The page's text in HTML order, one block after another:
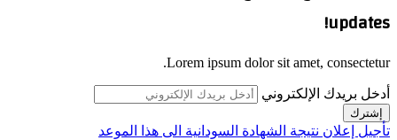
updates!
Lorem ipsum dolor sit amet, consectetur.
أدخل بريدك الإلكتروني
تأجيل إعلان نتيجة الشهادة السودانية الى هذا الموعد